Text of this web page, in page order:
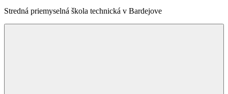
Stredná priemyselná škola technická v Bardejove